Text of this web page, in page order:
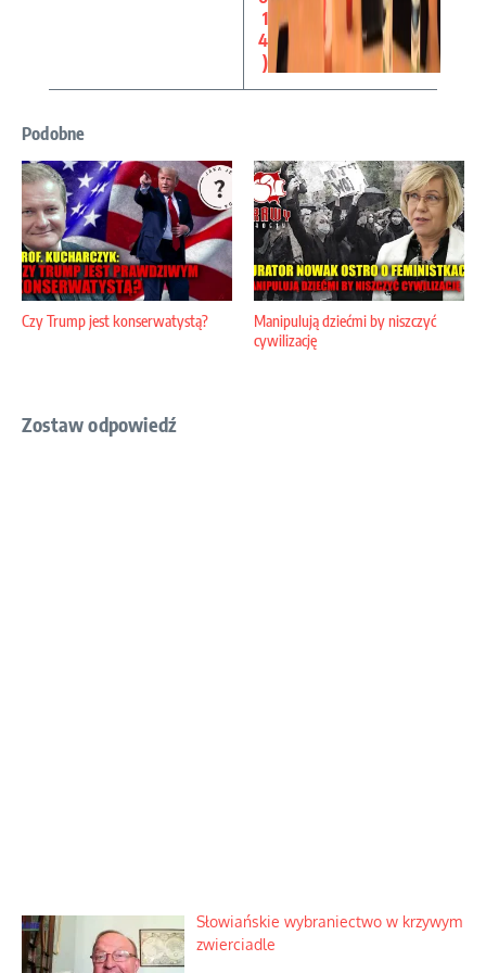
1
4
)
Podobne
Czy Trump jest konserwatystą?
Manipulują dziećmi by niszczyć
cywilizację
Zostaw odpowiedź
Słowiańskie wybraniectwo w krzywym
zwierciadle